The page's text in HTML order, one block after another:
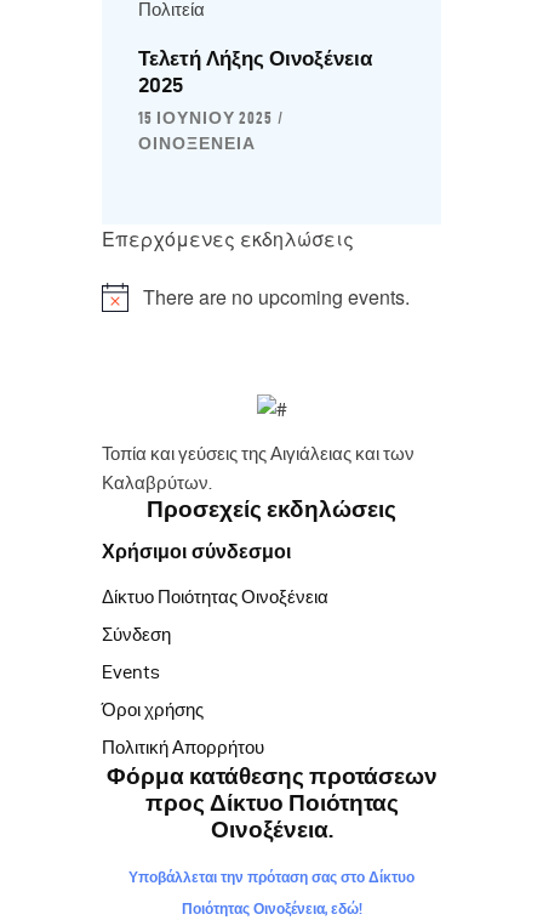
Τελετή Λήξης Οινοξένεια
2025
15 ΙΟΥΝΊΟΥ 2025
ΟΙΝΟΞΈΝΕΙΑ
Επερχόμενες εκδηλώσεις
There are no upcoming events.
Τοπία και γεύσεις της Αιγιάλειας και των
Καλαβρύτων.
Προσεχείς εκδηλώσεις
Χρήσιμοι σύνδεσμοι
Δίκτυο Ποιότητας Οινοξένεια
Σύνδεση
Events
Όροι χρήσης
Πολιτική Απορρήτου
Φόρμα κατάθεσης προτάσεων
προς Δίκτυο Ποιότητας
Οινοξένεια.
Υποβάλλεται την πρόταση σας στο Δίκτυο
Ποιότητας Οινοξένεια, εδώ!